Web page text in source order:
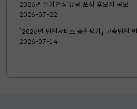
2026년 물가안정 유공 포상 후보자 공모
2026-07-22
「2026년 민원서비스 종합평가」 고충민
2026-07-14